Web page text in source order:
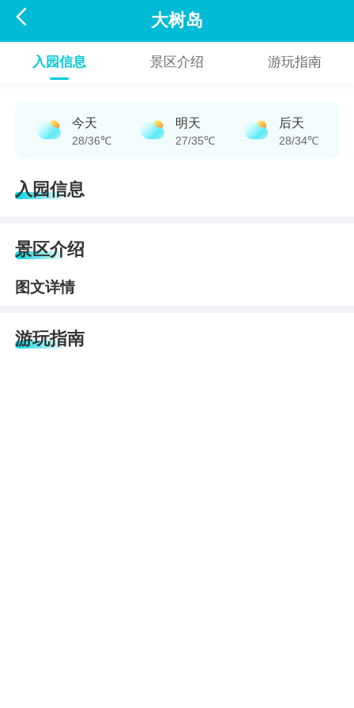
 大树岛
入园信息 景区介绍 游玩指南
今天
28/36℃
明天
27/35℃
后天
28/34℃
入园信息
景区介绍
图文详情
游玩指南